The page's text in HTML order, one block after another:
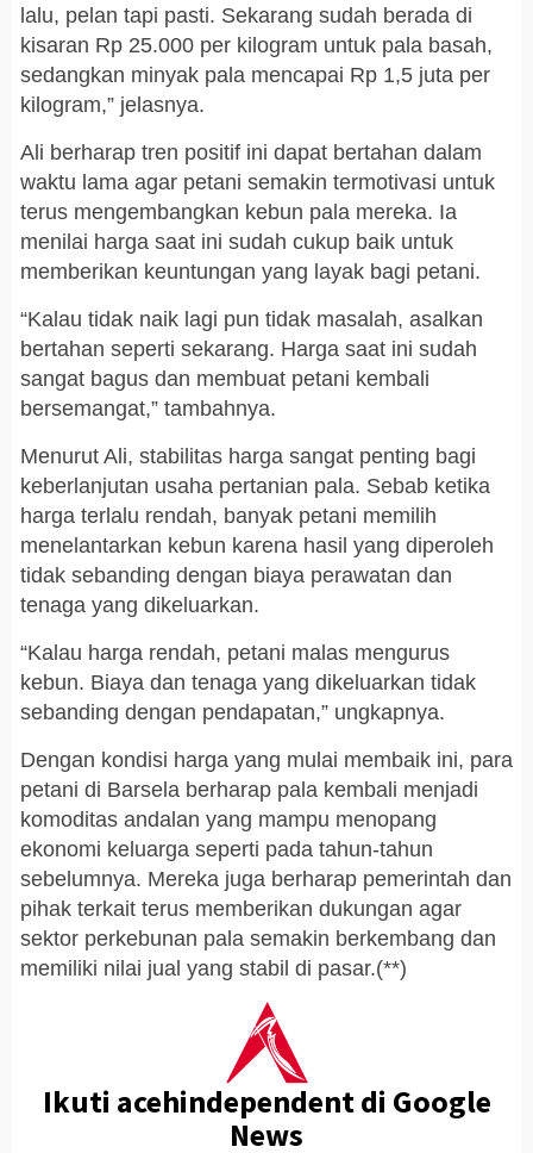
lalu, pelan tapi pasti. Sekarang sudah berada di
kisaran Rp 25.000 per kilogram untuk pala basah,
sedangkan minyak pala mencapai Rp 1,5 juta per
kilogram,” jelasnya.
Ali berharap tren positif ini dapat bertahan dalam
waktu lama agar petani semakin termotivasi untuk
terus mengembangkan kebun pala mereka. Ia
menilai harga saat ini sudah cukup baik untuk
memberikan keuntungan yang layak bagi petani.
“Kalau tidak naik lagi pun tidak masalah, asalkan
bertahan seperti sekarang. Harga saat ini sudah
sangat bagus dan membuat petani kembali
bersemangat,” tambahnya.
Menurut Ali, stabilitas harga sangat penting bagi
keberlanjutan usaha pertanian pala. Sebab ketika
harga terlalu rendah, banyak petani memilih
menelantarkan kebun karena hasil yang diperoleh
tidak sebanding dengan biaya perawatan dan
tenaga yang dikeluarkan.
“Kalau harga rendah, petani malas mengurus
kebun. Biaya dan tenaga yang dikeluarkan tidak
sebanding dengan pendapatan,” ungkapnya.
Dengan kondisi harga yang mulai membaik ini, para
petani di Barsela berharap pala kembali menjadi
komoditas andalan yang mampu menopang
ekonomi keluarga seperti pada tahun-tahun
sebelumnya. Mereka juga berharap pemerintah dan
pihak terkait terus memberikan dukungan agar
sektor perkebunan pala semakin berkembang dan
memiliki nilai jual yang stabil di pasar.(**)
Ikuti acehindependent di Google
News